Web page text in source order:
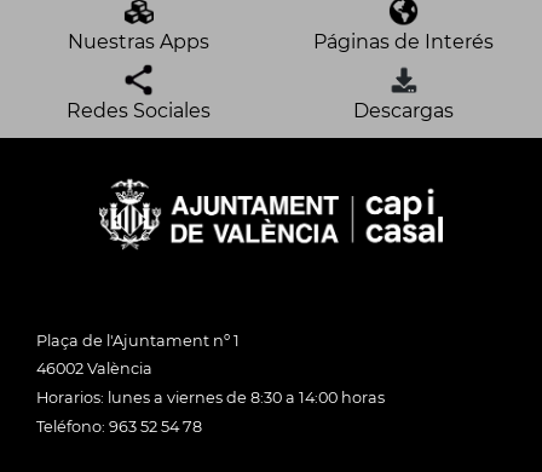
Nuestras Apps Páginas de Interés
Redes Sociales Descargas
Plaça de l'Ajuntament nº 1
46002 València
Horarios: lunes a viernes de 8:30 a 14:00 horas
Teléfono: 963 52 54 78